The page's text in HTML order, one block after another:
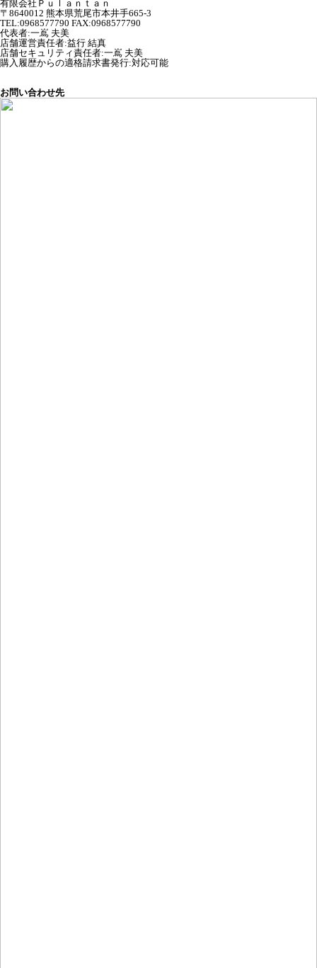
有限会社Ｐｕｌａｎｔａｎ
〒8640012 熊本県荒尾市本井手665-3
TEL:0968577790 FAX:0968577790
代表者:一嶌 夫美
店舗運営責任者:益行 結真
店舗セキュリティ責任者:一嶌 夫美
購入履歴からの適格請求書発行:対応可能
お問い合わせ先